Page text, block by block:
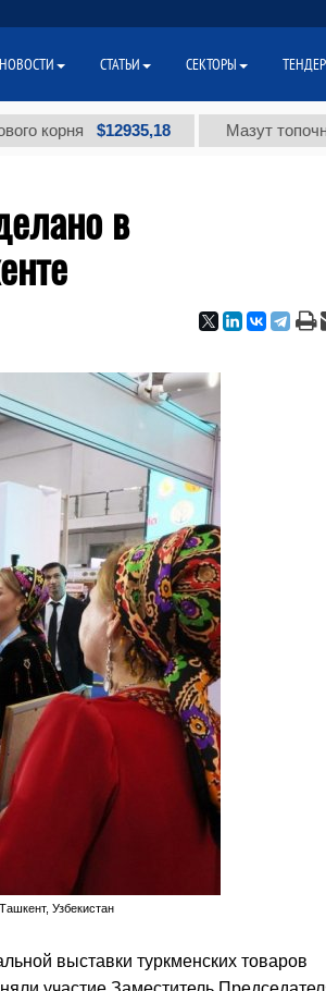
$12935,18 Мазут топочный
в
Узбекистан
выставки туркменских товаров
НОВОСТИ СТАТЬИ СЕКТОРЫ